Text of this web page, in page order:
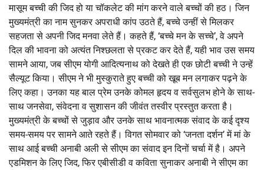
मासूम बच्ची की जिद हो या चॉकलेट की मांग करने वाले बच्चों की हठ। जिन
मुख्यमंत्री का नाम सुनकर अपराधी कांप उठते हैं, बच्चे उन्हीं से मिलकर
सहजता से अपनी जिद मनवा लेते हैं। कहते हैं, ‘बच्चे मन के सच्चे’, वे अपने
दिल की भावना को अत्यंत निश्छलता से प्रकट कर देते हैं, यही भाव उस समय
सामने आया, जब सीएम योगी आदित्यनाथ को देखते ही एक छोटी बच्ची ने उन्हें
सैल्यूट किया। सीएम ने भी मुस्कुराते हुए बच्ची को खूब मन लगाकर पढ़ने के
लिए कहा। उनका यह बाल प्रेम उनके कोमल हृदय व सर्वसुलभ होने के साथ-
साथ जनसेवा, संवेदना व सुशासन की जीवंत तस्वीर प्रस्तुत करता है।
मुख्यमंत्री के बच्चों से जुड़ाव और उनके साथ भावनात्मक संवाद के कई दृश्य
समय-समय पर सामने आते रहते हैं। विगत सोमवार को ‘जनता दर्शन’ में मां के
साथ आई बच्ची अनाबी अली से सीएम का संवाद इन दिनों चर्चा में है। अपने
एडमिशन के लिए जिद, फिर एबीसीडी व कविता सुनाकर अनाबी ने सीएम का